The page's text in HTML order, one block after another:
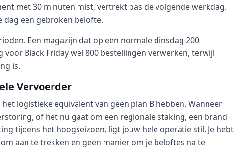
met 30 minuten mist, vertrekt pas de volgende werkdag.
dag een gebroken belofte.
Een magazijn dat op een normale dinsdag 200
Black Friday wel 800 bestellingen verwerken, terwijl
is.
Vervoerder
logistieke equivalent van geen plan B hebben. Wanneer
of het nu gaat om een regionale staking, een brand
tijdens het hoogseizoen, ligt jouw hele operatie stil. Je hebt
aan te trekken en geen manier om je beloftes na te